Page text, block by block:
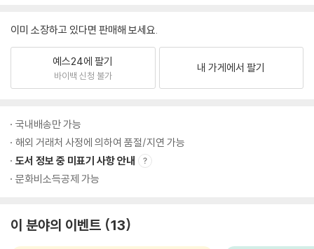
이미 소장하고 있다면 판매해 보세요.
예스24에 팔기
바이백 신청 불가
내 가게에서 팔기
국내배송만 가능
해외 거래처 사정에 의하여 품절/지연 가능
도서 정보 중 미표기 사항 안내
문화비소득공제 가능
이 분야의 이벤트 13